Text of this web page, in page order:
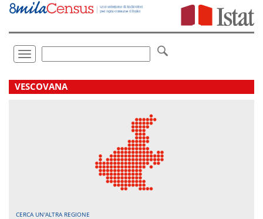
Vai
direttamente
Toggle
navigation
.
VESCOVANA
CERCA UN'ALTRA REGIONE